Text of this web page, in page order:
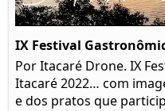
IX Festival
Por Itacaré Drone. IX
Itacaré 2022… com
e dos pratos que